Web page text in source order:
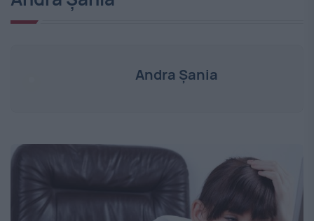
Evenimentul
Andra Șania